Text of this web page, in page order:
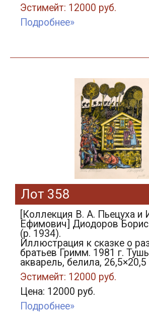
Эстимейт: 12000 руб.
Подробнее»
Лот 358
[Коллекция В. А. Пьецуха и
Ефимович] Диодоров
(р. 1934).
Иллюстрация к сказке о
братьев Гримм. 1981 г.
акварель, белила,
Эстимейт: 12000 руб.
Цена: 12000 руб.
Подробнее»